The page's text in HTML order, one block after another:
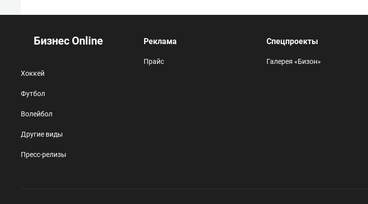
Бизнес Online
Хоккей
Футбол
Волейбол
Другие виды
Пресс-релизы
Реклама
Прайс
Спецпроекты
Галерея «Бизон»